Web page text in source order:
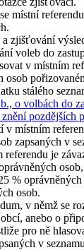
místní
a zjišťování
voleb do
v místním
osob
stálého
o volbách do
pozdějších
místním
zapsaných v
je
%
osob.
v němž se
anebo o
pro ně
v